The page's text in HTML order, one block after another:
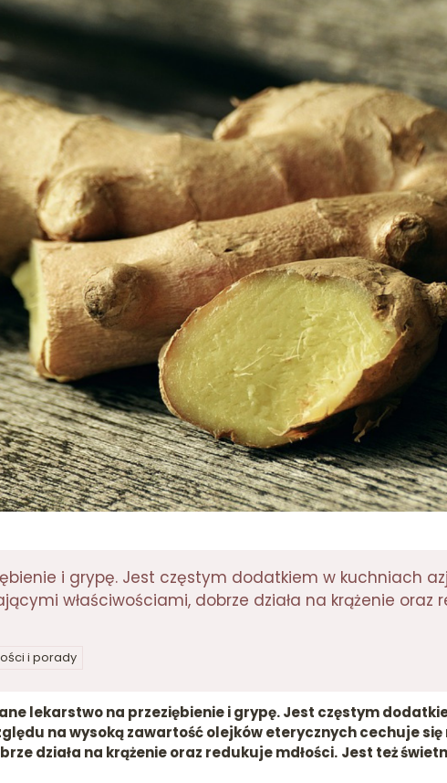
i grypę. Jest częstym dodatkiem w kuchniach
właściwościami, dobrze działa na krążenie
i porady
lekarstwo na przeziębienie i grypę. Jest częstym
na wysoką zawartość olejków eterycznych cechuje
działa na krążenie oraz redukuje mdłości. Jest też